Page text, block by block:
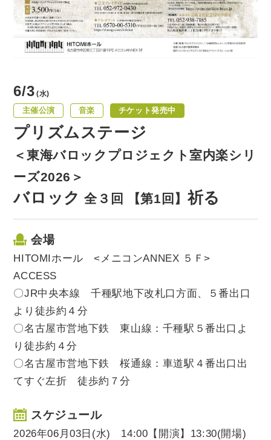
サイトポリシー
6/3 (水)
主催公演 音楽 チケット発売中
プリズムステージ
＜東海バロックプロジェクト室内楽シリ
ーズ2026＞
バロック 全３回 【第1回】 祈る
会場
HITOMIホール <メニコンANNEX ５Ｆ>
ACCESS
〇JR中央本線 千種駅地下改札口方面、５番出口
より徒歩約４分
〇名古屋市営地下鉄 東山線：千種駅５番出口よ
り徒歩約４分
〇名古屋市営地下鉄 桜通線：車道駅４番出口出
てすぐ左折 徒歩約７分
スケジュール
2026年06月03日(水) 14:00【開演】13:30(開場)